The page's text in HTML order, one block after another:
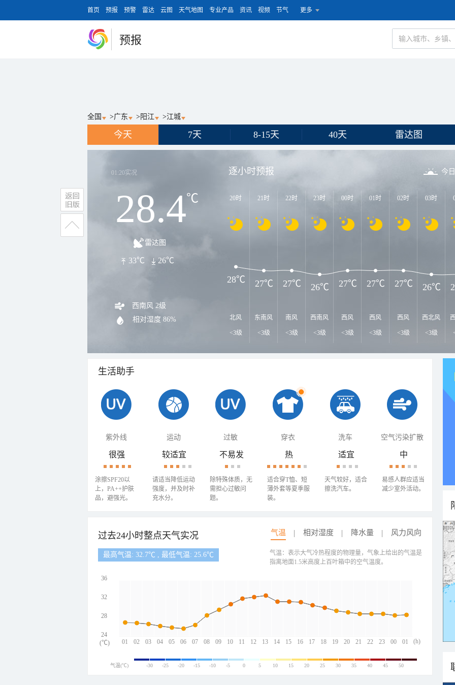
首页 预报 预警 雷达 云图 天气地图 专业产品 资讯 视频 节气 更多
预报
全国 >广东 > 阳江 >江城
今天 7天 8-15天 40天 雷达图
01:20实况
28.4℃
雷达图
33℃ 26℃
西南风 2级
相对湿度 86%
逐小时预报 今
20时
北风
<3级
21时
东南风
<3级
22时
南风
<3级
23时
西南风
<3级
00时
西风
<3级
01时
西风
<3级
02时
西风
<3级
03时
西北风
<3级
28℃ 27℃ 27℃ 26℃ 27℃ 27℃ 27℃ 26℃
生活助手
紫外线 运动 过敏 穿衣 洗车 空气污染扩散
很强
涂擦SPF20以
上，PA++护肤
品，避强光。
较适宜
请适当降低运动
强度，并及时补
充水分。
不易发
除特殊体质，无
需担心过敏问
题。
热
适合穿T恤、短
薄外套等夏季服
装。
适宜
天气较好，适合
擦洗汽车。
中
易感人群应适当
减少室外活动。
过去24小时整点天气实况 气温 相对湿度 降水量 风力风向
最高气温: 32.7℃ , 最低气温: 25.6℃
01 02 03 04 05 06 07 08 09 10 11 12 13 14 15 16 17 18 19 20 21 22 23 00 01
36
32
28
24
(h)
(℃)
气温：表示大气冷热程度的物理量，气象上给出的气温是
指离地面1.5米高度上百叶箱中的空气温度。
气温(℃) -30 -25 -20 -15 -10 -5 0 5 10 15 20 25 30 35 40 45 50